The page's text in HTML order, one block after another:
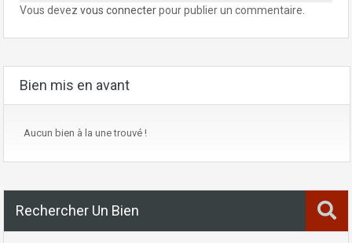
Vous devez vous connecterpour publier un commentaire.
Bien mis en avant
Aucun bien à la une trouvé !
Rechercher Un Bien